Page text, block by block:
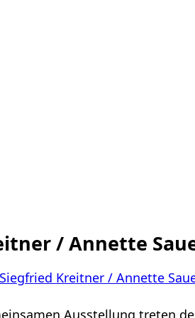
/ Annette
Kreitner / Annette